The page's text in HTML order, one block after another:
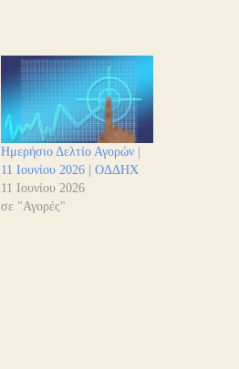
Ημερήσιο Δελτίο Αγορών |
11 Ιουνίου 2026 | ΟΔΔΗΧ
11 Ιουνίου 2026
σε "Αγορές"